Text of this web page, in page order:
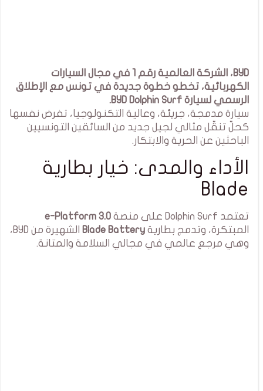
BYD، الشركة العالمية رقم 1 في مجال السيارات
الكهربائية، تخطو خطوة جديدة في تونس مع الإطلاق
الرسمي لسيارة BYD Dolphin Surf.
سيارة مدمجة، جريئة، وعالية التكنولوجيا، تفرض نفسها
كحلّ تنقّل مثالي لجيل جديد من السائقين التونسيين
الباحثين عن الحرية والابتكار.
الأداء والمدى: خيار بطارية
Blade
تعتمد Dolphin Surf على منصة
e-Platform 3.0
المبتكرة، وتدمج بطارية Blade Battery
الشهيرة من BYD،
وهي مرجع عالمي في مجالي السلامة والمتانة.